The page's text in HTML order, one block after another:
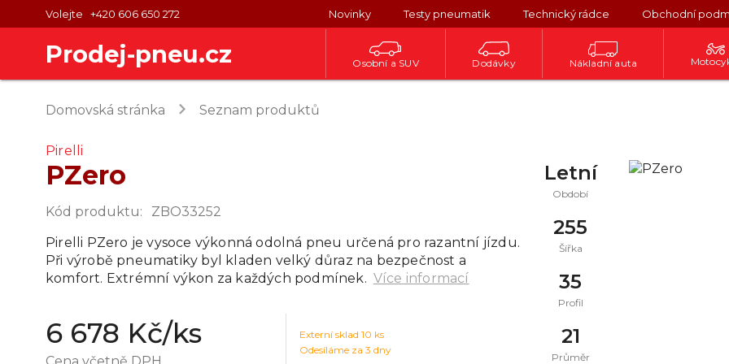
Volejte +420 606 650 272 Novinky Testy pneumatik Technický rádce Obchodní
Prodej-pneu.cz Osobní a SUV Dodávky Nákladní auta
Domovská stránka keyboard_arrow_right Seznam produktů
Pirelli
PZero
Kód produktu:
ZBO33252
Pirelli PZero je vysoce výkonná odolná pneu určená pro razantní jízdu.
Při výrobě pneumatiky byl kladen velký důraz na bezpečnost a
komfort. Extrémní výkon za každých podmínek. Více informací
6 678 Kč/ks
Cena včetně DPH
Externí sklad 10 ks
Odesíláme za 3 dny
Letní
Období
255
Šířka
35
Profil
21
Průměr